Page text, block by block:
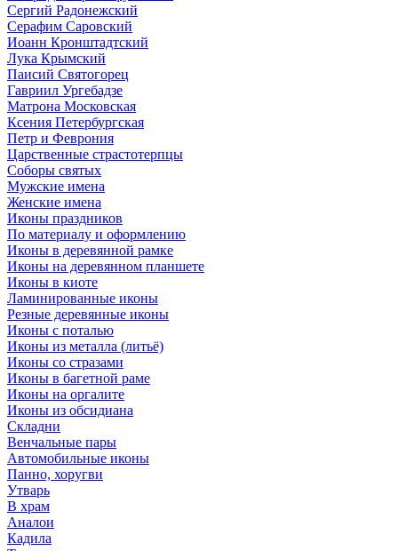
Сергий Радонежский
Серафим Саровский
Иоанн Кронштадтский
Лука Крымский
Паисий Святогорец
Гавриил Ургебадзе
Матрона Московская
Ксения Петербургская
Петр и Феврония
Царственные страстотерпцы
Соборы святых
Мужские имена
Женские имена
Иконы праздников
По материалу и оформлению
Иконы в деревянной рамке
Иконы на деревянном планшете
Иконы в киоте
Ламинированные иконы
Резные деревянные иконы
Иконы с поталью
Иконы из металла (литьё)
Иконы со стразами
Иконы в багетной раме
Иконы на оргалите
Иконы из обсидиана
Складни
Венчальные пары
Автомобильные иконы
Панно, хоругви
Утварь
В храм
Аналои
Кадила